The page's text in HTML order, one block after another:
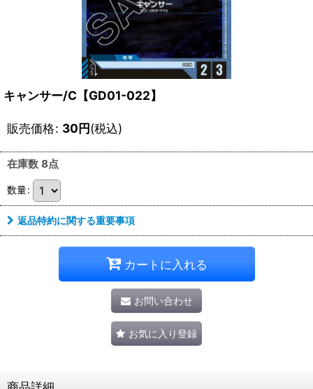
キャンサー/C【GD01-022】
販売価格: 30円(税込)
在庫数 8点
数量:
返品特約に関する重要事項
カートに入れる
お問い合わせ
お気に入り登録